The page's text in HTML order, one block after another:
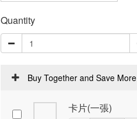
Quantity
Buy Together and Save More
卡片(一張)